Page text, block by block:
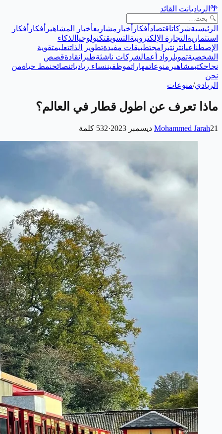
🌴 الرياديانت القائد
الرئيسيةشركاتاقتصاد أفكار أخبار مشاريعأخبار المشاهير أفكار أفكار
استثمارية التجارة الإلكترونية التسويقتكنولوجيا الذكاء
الإصطناعيانترنتبرامجتطبيقات مفيدةتطوير الذاتتعليمتقوية
الشخصيةتمويلرواد أعمالشركات ناشئةطيرانقادةقصص
نجاحكتبمشاهير منوعاتمهاراتموظفيننساء ريادياتنصائحنمط حياةمن
نحن
الريادي/منوعات
ماذا تعرف عن اطول قطار في العالم؟
Mohammed Jarah21 ديسمبر 2023 ·
532 كلمة